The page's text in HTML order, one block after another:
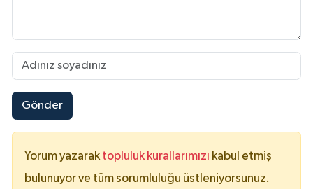
Gönder
Yorum yazarak topluluk kurallarımızı kabul etmiş
bulunuyor ve tüm sorumluluğu üstleniyorsunuz.